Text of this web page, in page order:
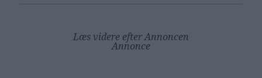
Læs videre efter Annoncen
Annonce